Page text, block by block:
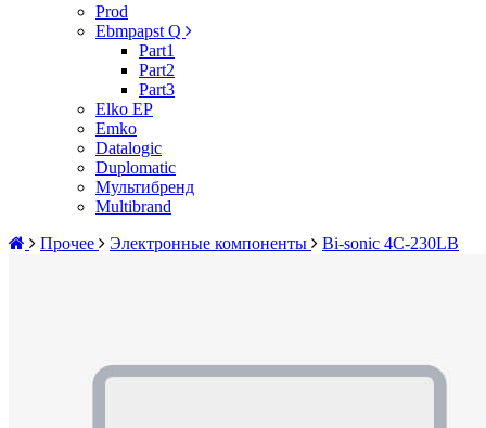
Prod
Ebmpapst Q
Part1
Part2
Part3
Elko EP
Emko
Datalogic
Duplomatic
Мультибренд
Multibrand
Прочее
Электронные компоненты Bi-sonic 4C-230LB